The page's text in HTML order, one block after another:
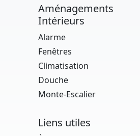
Aménagements
Intérieurs
Alarme
Fenêtres
Climatisation
Douche
Monte-Escalier
Liens utiles